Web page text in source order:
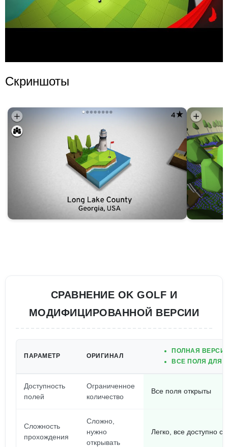
Скриншоты
СРАВНЕНИЕ OK GOLF И
МОДИФИЦИРОВАННОЙ ВЕРСИИ
ПАРАМЕТР ОРИГИНАЛ
ПОЛНАЯ
ВСЕ ПОЛЯ ДЛЯ
Доступность
полей
Ограниченное
количество
Все поля открыты
Сложность
прохождения
Сложно,
нужно
открывать
Легко, все доступно с